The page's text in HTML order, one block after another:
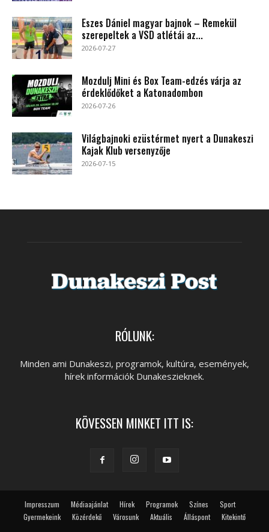
Eszes Dániel magyar bajnok – Remekül
szerepeltek a VSD atlétái az...
2026-07-27
Mozdulj Mini és Box Team-edzés várja az
érdeklődőket a Katonadombon
2026-07-26
Világbajnoki ezüstérmet nyert a Dunakeszi
Kajak Klub versenyzője
2026-07-15
RÓLUNK:
Minden ami Dunakeszi, programok, kultúra, események,
hírek információk Dunakeszieknek.
KÖVESSEN MINKET ITT IS:
Impresszum Médiaajánlat Hírek Programok Színes
Sport
Gyermekeink
Közérdekű Városunk Aktuális Álláspont Kitekintő